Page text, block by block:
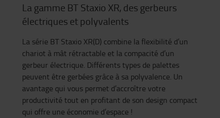
La gamme BT Staxio XR, des gerbeurs
électriques et polyvalents
La série BT Staxio XR(D) combine la flexibilité d’un
chariot à mât rétractable et la compacité d’un
gerbeur électrique. Différents types de palettes
peuvent être gerbées grâce à sa polyvalence. Un
avantage qui vous permet d’accroître votre
productivité tout en profitant de son design compact
qui offre une économie d’espace !